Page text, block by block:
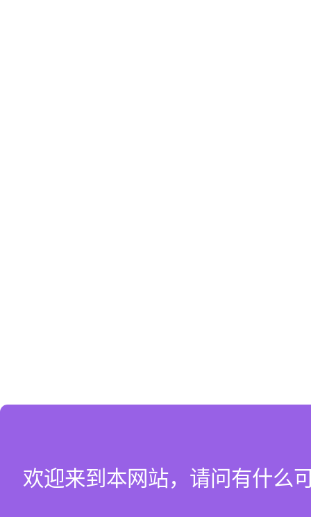
欢迎来到本网站，请问有什么